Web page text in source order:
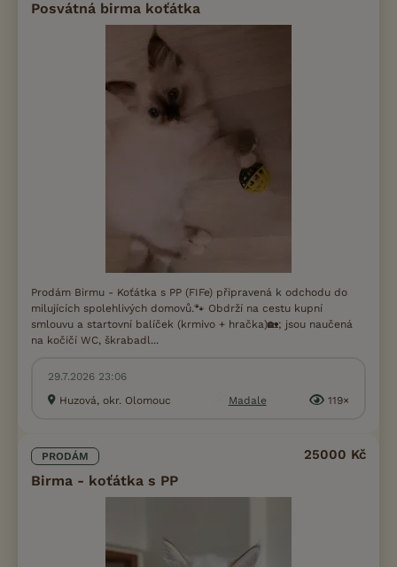
Posvátná birma koťátka
Prodám Birmu - Koťátka s PP (FIFe) připravená k odchodu do
milujících spolehlivých domovů.🐾 Obdrží na cestu kupní
smlouvu a startovní balíček (krmivo + hračka)🏡; jsou naučená
na kočičí WC, škrabadl...
29.7.2026 23:06
Huzová, okr. Olomouc
Madale 119×
PRODÁM
Birma - koťátka s PP
25000 Kč